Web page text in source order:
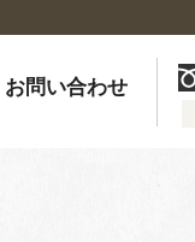
お問い合わせ